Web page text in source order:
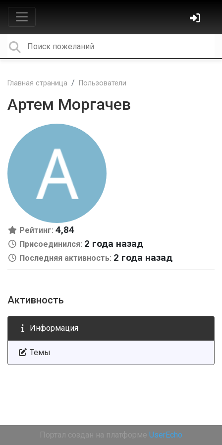
Главная страница Пользователи
Артем Моргачев
Рейтинг: 4,84
Присоединился: 2 года назад
Последняя активность: 2 года назад
Активность
Информация
Темы
Портал создан на платформе UserEcho